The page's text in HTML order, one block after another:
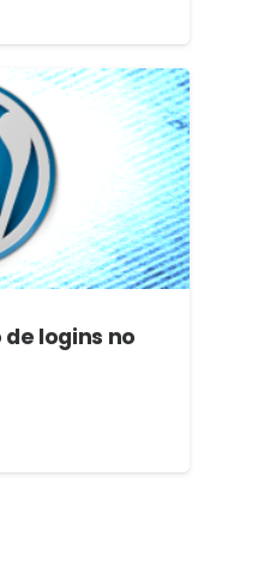
logins no